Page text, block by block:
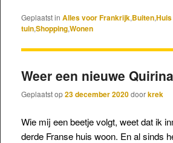
Geplaatst in Alles voor Frankrijk,Buiten,
tuin,Shopping,Wonen
Weer een nieuwe
Geplaatst op23 december 2020doorkrek
Wie mij een beetje volgt, weet dat ik
derde Franse huis woon. En al sinds